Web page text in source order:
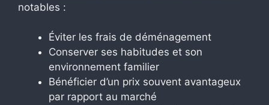
notables :
Éviter les frais de déménagement
Conserver ses habitudes et son
environnement familier
Bénéficier d’un prix souvent avantageux
par rapport au marché